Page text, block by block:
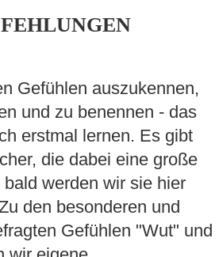
Gefühlen auszukennen,
und zu benennen - das
erstmal lernen. Es gibt
die dabei eine große
werden wir sie hier
den besonderen und
Gefühlen "Wut" und